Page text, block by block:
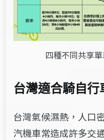
四種不同共享
台灣適合騎自行
台灣氣候濕熱，人口
汽機車常造成許多交